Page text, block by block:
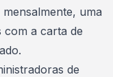
uma
com a carta de
de